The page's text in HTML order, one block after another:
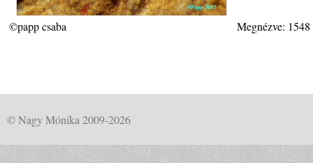
©papp csaba Megnézve:
© Nagy Mónika 2009-2026